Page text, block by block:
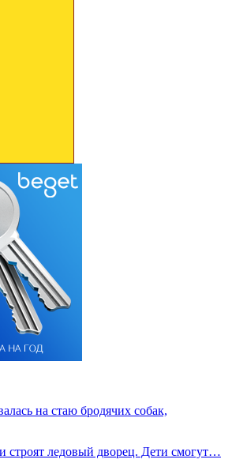
на стаю бродячих собак,
строят ледовый дворец. Дети смогут…